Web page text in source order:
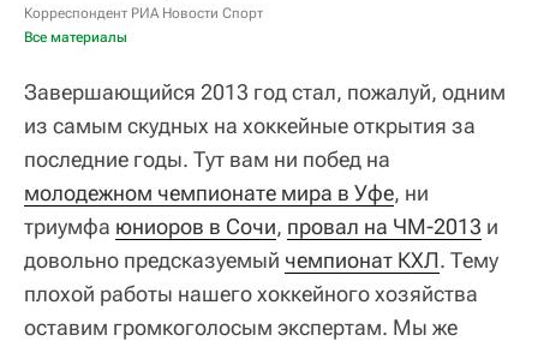
Корреспондент РИА Новости Спорт
Все материалы
Завершающийся 2013 год стал, пожалуй, одним
из самым скудных на хоккейные открытия за
последние годы. Тут вам ни побед на
молодежном чемпионате мира в Уфе, ни
триумфа юниоров в Сочи, провал на ЧМ-2013 и
довольно предсказуемый чемпионат КХЛ. Тему
плохой работы нашего хоккейного хозяйства
оставим громкоголосым экспертам. Мы же